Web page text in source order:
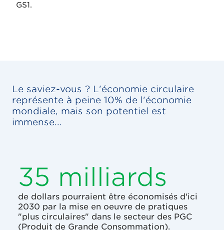
GS1.
Le saviez-vous ? L'économie circulaire
représente à peine 10% de l'économie
mondiale, mais son potentiel est
immense...
35 milliards
de dollars pourraient être économisés d'ici
2030 par la mise en oeuvre de pratiques
"plus circulaires" dans le secteur des PGC
(Produit de Grande Consommation).